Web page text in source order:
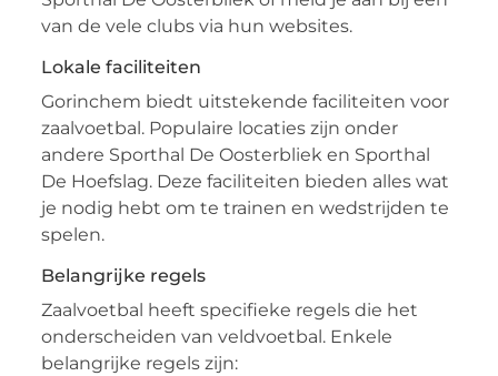
van de vele clubs via hun websites.
Lokale faciliteiten
Gorinchem biedt uitstekende faciliteiten voor
zaalvoetbal. Populaire locaties zijn onder
andere Sporthal De Oosterbliek en Sporthal
De Hoefslag. Deze faciliteiten bieden alles wat
je nodig hebt om te trainen en wedstrijden te
spelen.
Belangrijke regels
Zaalvoetbal heeft specifieke regels die het
onderscheiden van veldvoetbal. Enkele
belangrijke regels zijn: